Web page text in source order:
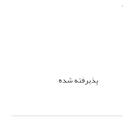
پذیرفته شده